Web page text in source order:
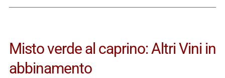
Misto verde al caprino: Altri Vini in
abbinamento